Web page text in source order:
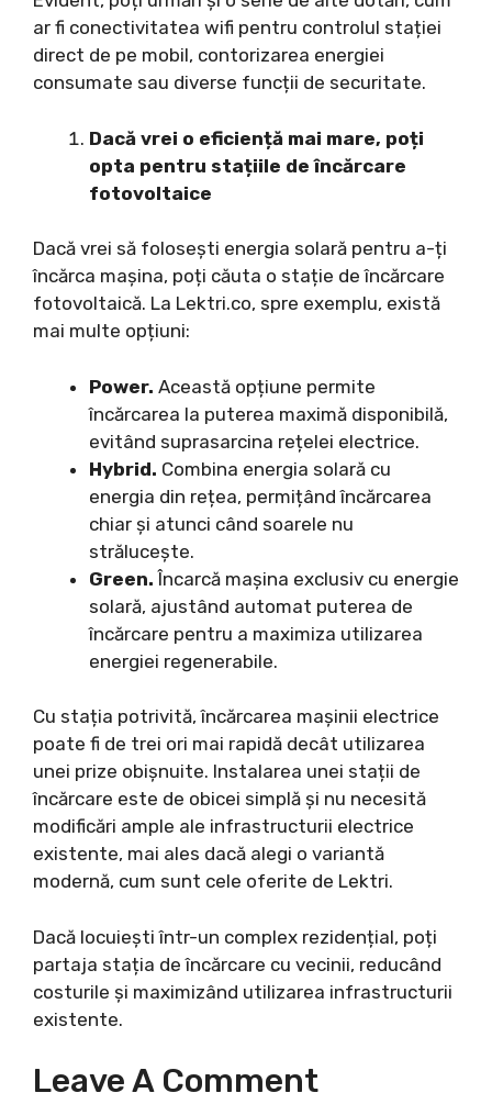
ar fi conectivitatea wifi pentru controlul stației
direct de pe mobil, contorizarea energiei
consumate sau diverse funcții de securitate.
Dacă vrei o eficiență mai mare, poți
opta pentru stațiile de încărcare
fotovoltaice
Dacă vrei să folosești energia solară pentru a-ți
încărca mașina, poți căuta o stație de încărcare
fotovoltaică. La Lektri.co, spre exemplu, există
mai multe opțiuni:
Power. Această opțiune permite
încărcarea la puterea maximă disponibilă,
evitând suprasarcina rețelei electrice.
Hybrid. Combina energia solară cu
energia din rețea, permițând încărcarea
chiar și atunci când soarele nu
strălucește.
Green.Încarcă mașina exclusiv cu energie
solară, ajustând automat puterea de
încărcare pentru a maximiza utilizarea
energiei regenerabile.
Cu stația potrivită, încărcarea mașinii electrice
poate fi de trei ori mai rapidă decât utilizarea
unei prize obișnuite. Instalarea unei stații de
încărcare este de obicei simplă și nu necesită
modificări ample ale infrastructurii electrice
existente, mai ales dacă alegi o variantă
modernă, cum sunt cele oferite de Lektri.
Dacă locuiești într-un complex rezidențial, poți
partaja stația de încărcare cu vecinii, reducând
costurile și maximizând utilizarea infrastructurii
existente.
Leave A Comment